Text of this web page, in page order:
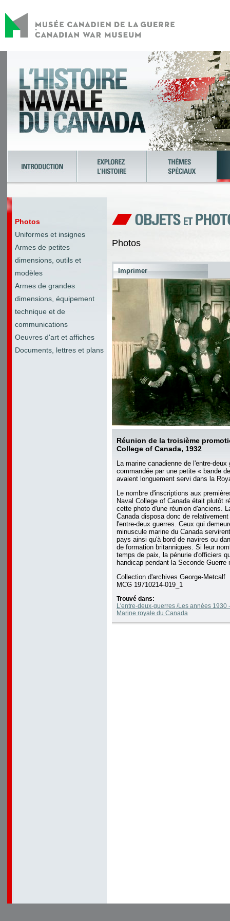
Photos
Uniformes et insignes
Armes de petites
dimensions, outils et
modèles
Armes de grandes
dimensions, équipement
technique et de
communications
Oeuvres d'art et affiches
Documents, lettres et plans
Photos
Imprimer
Réunion de la troisième
College of Canada, 1932
La marine canadienne de l'entre-deux
commandée par une petite « bande
avaient longuement servi dans la
Le nombre d'inscriptions aux
Naval College of Canada était plutôt
cette photo d'une réunion d'anciens.
Canada disposa donc de
l'entre-deux guerres. Ceux qui
minuscule marine du Canada
pays ainsi qu'à bord de navires ou
de formation britanniques. Si leur
temps de paix, la pénurie d'officiers
handicap pendant la Seconde Guerre
Collection d'archives George-Metcalf
MCG 19710214-019_1
Trouvé dans:
L'entre-deux-guerres /Les années 1930
Marine royale du Canada